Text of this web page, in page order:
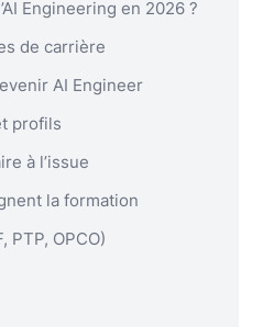
Engineering en 2026 ?
de carrière
AI Engineer
profils
à l’issue
la formation
PTP, OPCO)